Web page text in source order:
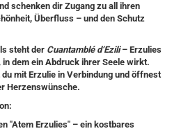
schenken dir Zugang zu all ihren
Überfluss – und den Schutz
steht der Cuantamblé d’Ezili– Erzulies
dem ein Abdruck ihrer Seele wirkt.
mit Erzulie in Verbindung und öffnest
Herzenswünsche.
"Atem Erzulies" – ein kostbares